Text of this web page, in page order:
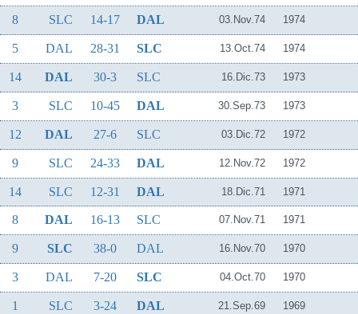
8 SLC 14-17 DAL 03.Nov.74 1974
5 DAL 28-31 SLC 13.Oct.74 1974
14 DAL 30-3 SLC 16.Dic.73 1973
3 SLC 10-45 DAL 30.Sep.73 1973
12 DAL 27-6 SLC 03.Dic.72 1972
9 SLC 24-33 DAL 12.Nov.72 1972
14 SLC 12-31 DAL 18.Dic.71 1971
8 DAL 16-13 SLC 07.Nov.71 1971
9 SLC 38-0 DAL 16.Nov.70 1970
3 DAL 7-20 SLC 04.Oct.70 1970
1 SLC 3-24 DAL 21.Sep.69 1969